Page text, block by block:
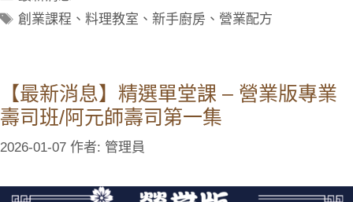
創業課程 、料理教室 、新手廚房 、 營業配方
【最新消息】精選單堂課 – 營業版專業
壽司班/阿元師壽司第一集
2026-01-07 作者: 管理員